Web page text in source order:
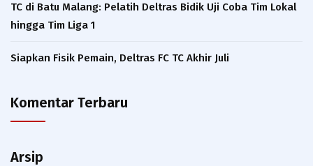
TC di Batu Malang: Pelatih Deltras Bidik Uji Coba Tim Lokal
hingga Tim Liga 1
Siapkan Fisik Pemain, Deltras FC TC Akhir Juli
Komentar Terbaru
Arsip